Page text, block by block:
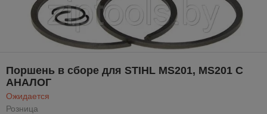
Поршень в сборе для STIHL MS201, MS201 C
АНАЛОГ
Ожидается
Розница